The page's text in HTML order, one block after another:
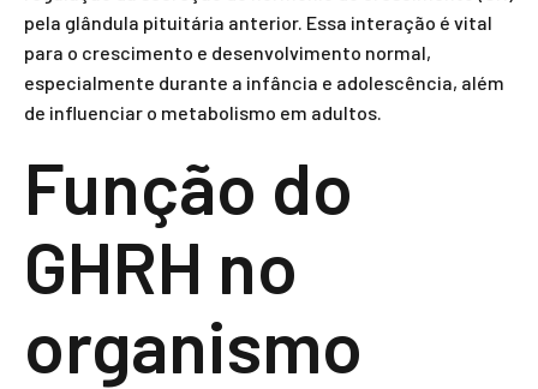
pela glândula pituitária anterior. Essa interação é vital
para o crescimento e desenvolvimento normal,
especialmente durante a infância e adolescência, além
de influenciar o metabolismo em adultos.
Função do
GHRH no
organismo